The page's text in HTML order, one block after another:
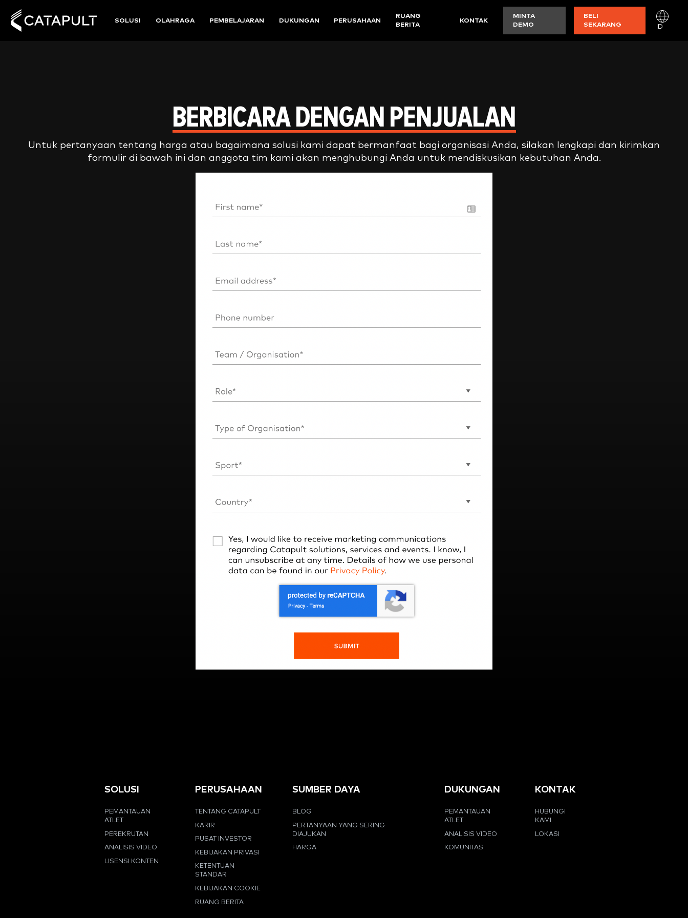
SOLUSI OLAHRAGA PEMBELAJARAN DUKUNGAN PERUSAHAAN
RUANG
BERITA
KONTAK
MINTA
DEMO
BELI
SEKARANG
ID
BERBICARA DENGAN PENJUALAN
Untuk pertanyaan tentang harga atau bagaimana solusi kami dapat bermanfaat bagi organisasi Anda, silakan lengkapi dan kirimkan
formulir di bawah ini dan anggota tim kami akan menghubungi Anda untuk mendiskusikan kebutuhan Anda.
SOLUSI
PEMANTAUAN
ATLET
PEREKRUTAN
ANALISIS VIDEO
LISENSI KONTEN
PERUSAHAAN
TENTANG CATAPULT
KARIR
PUSAT INVESTOR
KEBIJAKAN PRIVASI
KETENTUAN
STANDAR
KEBIJAKAN COOKIE
RUANG BERITA
SUMBER DAYA
BLOG
PERTANYAAN YANG SERING
DIAJUKAN
HARGA
DUKUNGAN
PEMANTAUAN
ATLET
ANALISIS VIDEO
KOMUNITAS
KONTAK
HUBUNGI
KAMI
LOKASI